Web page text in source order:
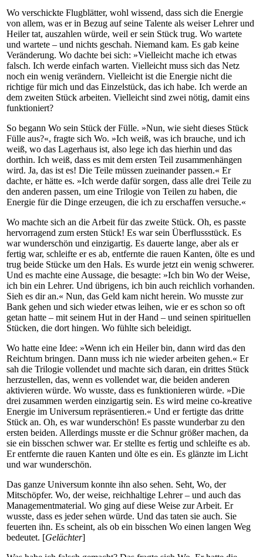
Wo verschickte Flugblätter, wohl wissend, dass sich die Energie
von allem, was er in Bezug auf seine Talente als weiser Lehrer und
Heiler tat, auszahlen würde, weil er sein Stück trug. Wo wartete
und wartete – und nichts geschah. Niemand kam. Es gab keine
Veränderung. Wo dachte bei sich: »Vielleicht mache ich etwas
falsch. Ich werde einfach warten. Vielleicht muss sich das Netz
noch ein wenig verändern. Vielleicht ist die Energie nicht die
richtige für mich und das Einzelstück, das ich habe. Ich werde an
dem zweiten Stück arbeiten. Vielleicht sind zwei nötig, damit eins
funktioniert?
So begann Wo sein Stück der Fülle. »Nun, wie sieht dieses Stück
Fülle aus?«, fragte sich Wo. »Ich weiß, was ich brauche, und ich
weiß, wo das Lagerhaus ist, also lege ich das hierhin und das
dorthin. Ich weiß, dass es mit dem ersten Teil zusammenhängen
wird. Ja, das ist es! Die Teile müssen zueinander passen.« Er
dachte, er hätte es. »Ich werde dafür sorgen, dass alle drei Teile zu
den anderen passen, um eine Trilogie von Teilen zu haben, die
Energie für die Dinge erzeugen, die ich zu erschaffen versuche.«
Wo machte sich an die Arbeit für das zweite Stück. Oh, es passte
hervorragend zum ersten Stück! Es war sein Überflussstück. Es
war wunderschön und einzigartig. Es dauerte lange, aber als er
fertig war, schleifte er es ab, entfernte die rauen Kanten, ölte es und
trug beide Stücke um den Hals. Es wurde jetzt ein wenig schwerer.
Und es machte eine Aussage, die besagte: »Ich bin Wo der Weise,
ich bin ein Lehrer. Und übrigens, ich bin auch reichlich vorhanden.
Sieh es dir an.« Nun, das Geld kam nicht herein. Wo musste zur
Bank gehen und sich wieder etwas leihen, wie er es schon so oft
getan hatte – mit seinem Hut in der Hand – und seinen spirituellen
Stücken, die dort hingen. Wo fühlte sich beleidigt.
Wo hatte eine Idee: »Wenn ich ein Heiler bin, dann wird das den
Reichtum bringen. Dann muss ich nie wieder arbeiten gehen.« Er
sah die Trilogie vollendet und machte sich daran, ein drittes Stück
herzustellen, das, wenn es vollendet war, die beiden anderen
aktivieren würde. Wo wusste, dass es funktionieren würde. »Die
drei zusammen werden einzigartig sein. Es wird meine co-kreative
Energie im Universum repräsentieren.« Und er fertigte das dritte
Stück an. Oh, es war wunderschön! Es passte wunderbar zu den
ersten beiden. Allerdings musste er die Schnur größer machen, da
sie ein bisschen schwer war. Er stellte es fertig und schleifte es ab.
Er entfernte die rauen Kanten und ölte es ein. Es glänzte im Licht
und war wunderschön.
Das ganze Universum konnte ihn also sehen. Seht, Wo, der
Mitschöpfer. Wo, der weise, reichhaltige Lehrer – und auch das
Managementmaterial. Wo ging auf diese Weise zur Arbeit. Er
wusste, dass es jeder sehen würde. Und das taten sie auch. Sie
feuerten ihn. Es scheint, als ob ein bisschen Wo einen langen Weg
bedeutet. [Gelächter]